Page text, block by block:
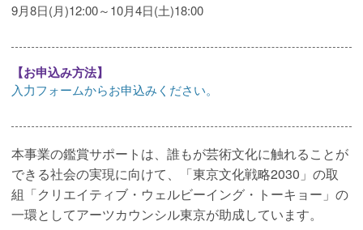
9月8日(月)12:00～10月4日(土)18:00
【お申込み方法】
入力フォームからお申込みください。
本事業の鑑賞サポートは、誰もが芸術文化に触れることが
できる社会の実現に向けて、「東京文化戦略2030」の取
組「クリエイティブ・ウェルビーイング・トーキョー」の
一環としてアーツカウンシル東京が助成しています。